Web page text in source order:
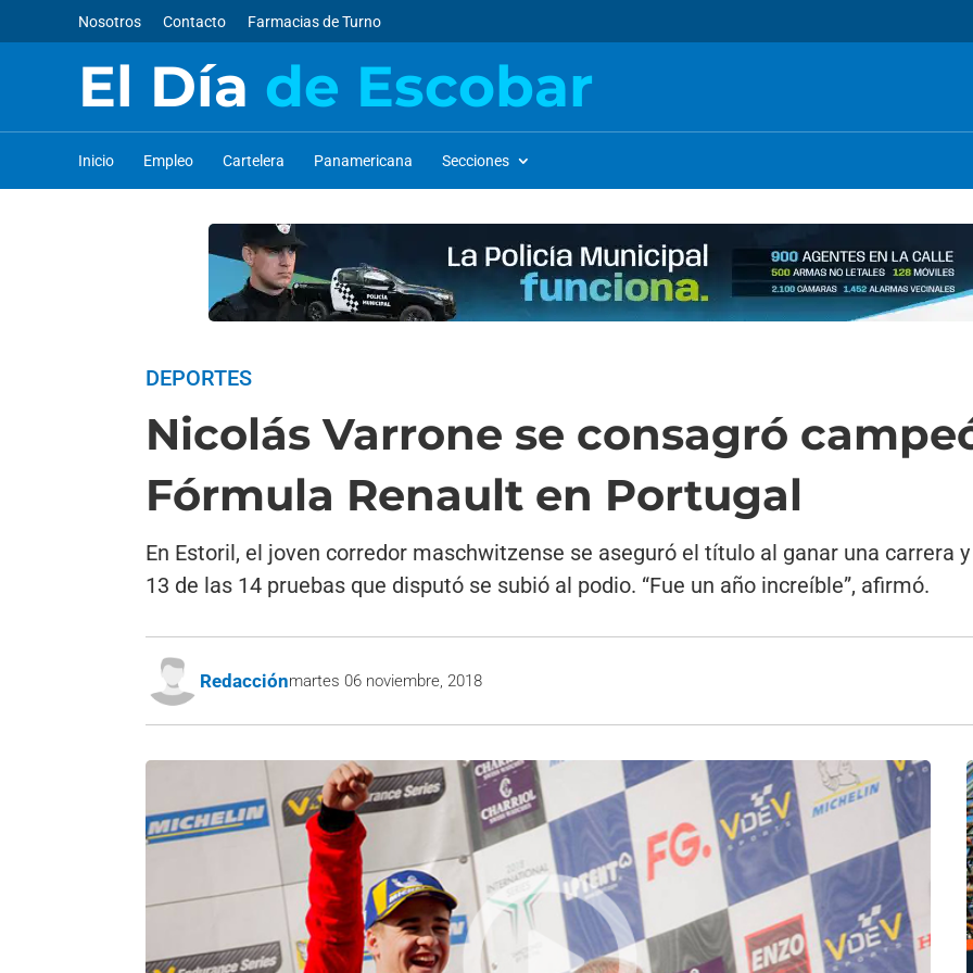
Nosotros Contacto Farmacias de Turno
El Día de Escobar
Inicio Empleo Cartelera Panamericana Secciones
DEPORTES
Nicolás Varrone se consagró
Fórmula Renault en Portugal
En Estoril, el joven corredor maschwitzense se aseguró el título al ganar una carrera
13 de las 14 pruebas que disputó se subió al podio. “Fue un año increíble”, afirmó.
Redacciónmartes 06 noviembre, 2018